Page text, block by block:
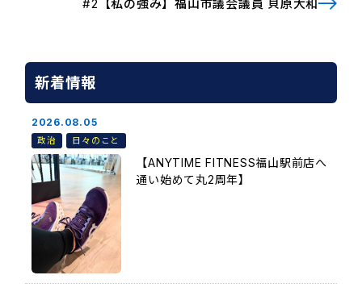
#2【私の強み】福山市議会議員 貝原大和
新着情報
2026.08.05
政治 日々のこと
【ANYTIME FITNESS福山駅前店へ
通い始めて丸2周年】